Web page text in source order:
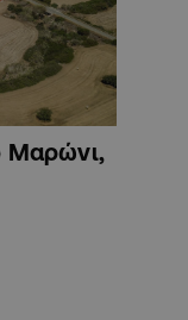
Μαρώνι,